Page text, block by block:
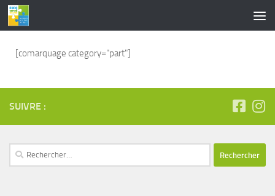
principalSkip to content
[comarquage category="part"]
SUIVRE :